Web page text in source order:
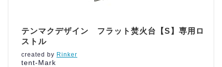
テンマクデザイン フラット焚火台【S】専用ロ
ストル
created by Rinker
tent-Mark